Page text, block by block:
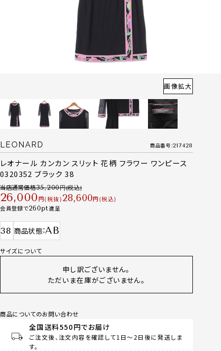
画像拡大
LEONARD 商品番号 217428
レオナール カンカン スリット 花柄 フラワー ワンピース
0320352 ブラック 38
当店通常価格35,200
26,000 税抜 28,600
税込
会員登録で260 進呈
38 商品状態 AB
サイズについて
申し訳ございません。
ただいま在庫がございません。
商品についてのお問い合わせ
全国送料550円でお届け
ご注文後、注文内容を確認して1日～2日後に発送しま
す。